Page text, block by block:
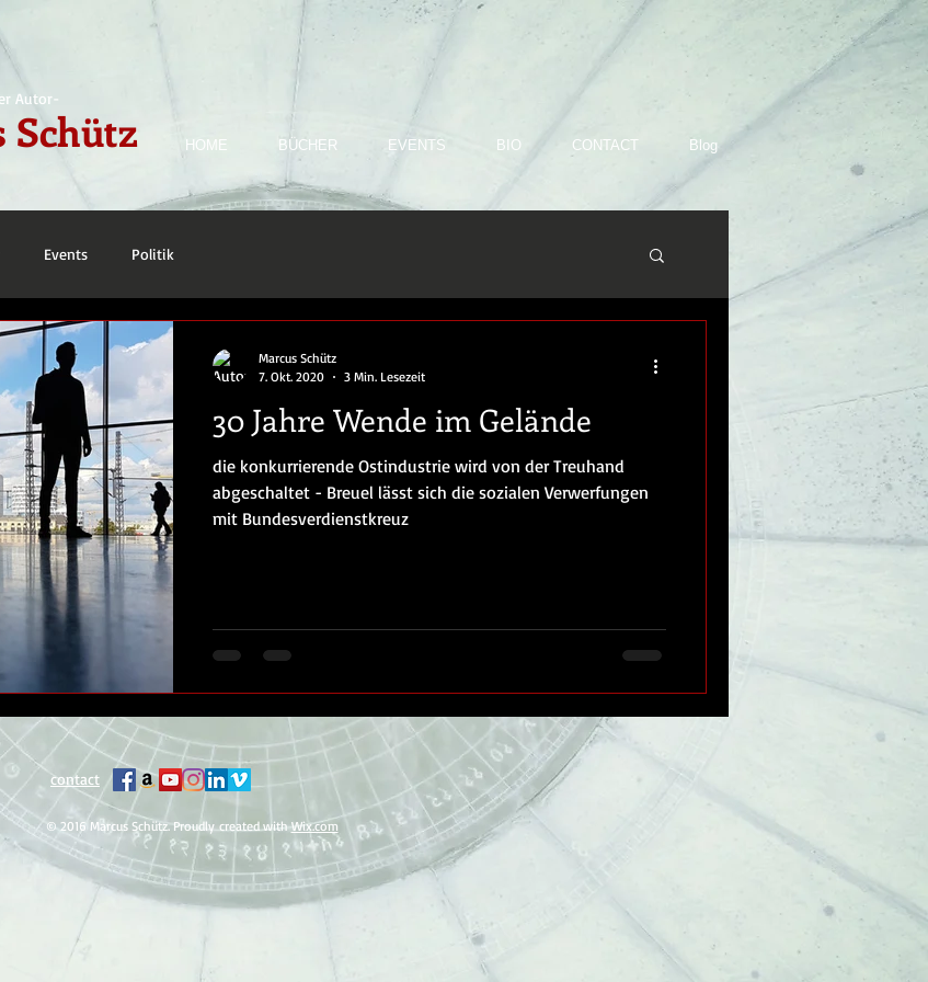
Autor-
Schütz HOME BÜCHER EVENTS BIO CONTACT Blog
Events Politik
30 Jahre Wende im Gelände
die konkurrierende Ostindustrie wird von der Treuhand
abgeschaltet - Breuel lässt sich die sozialen Verwerfungen
mit Bundesverdienstkreuz
Marcus Schütz
7. Okt. 2020
3 Min. Lesezeit
contact
© 2016 Marcus Schütz. Proudly created withWix.com